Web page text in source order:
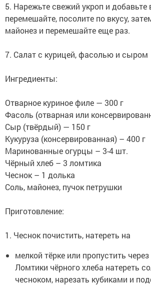
5. Нарежьте свежий укроп и добавьте
перемешайте, посолите по вкусу,
майонез и перемешайте еще раз.
7. Салат с курицей, фасолью и сыром
Ингредиенты:
Отварное куриное филе — 300 г
Фасоль (отварная или
Сыр (твёрдый) — 150 г
Кукуруза (консервированная) – 400 г
Маринованные огурцы – 3-4 шт.
Чёрный хлеб – 3 ломтика
Чеснок – 1 долька
Соль, майонез, пучок петрушки
Приготовление:
1. Чеснок почистить, натереть на
мелкой тёрке или пропустить через
Ломтики чёрного хлеба натереть
чесноком, нарезать кубиками и